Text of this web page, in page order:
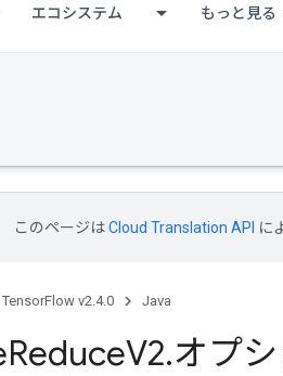
エコシステム もっと見る
このページはCloud Translation API に
TensorFlow v2.4.0 Java
ReduceV2.オプ